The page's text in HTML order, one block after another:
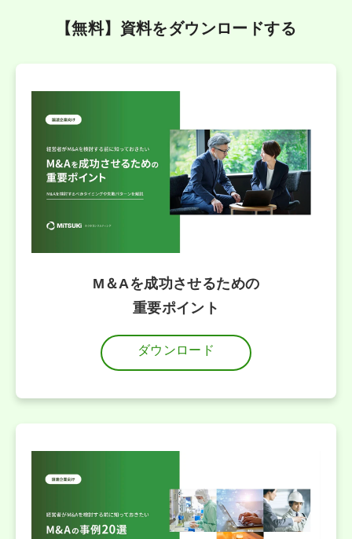
【無料】資料をダウンロードする
M＆Aを成功させるための
重要ポイント
ダウンロード